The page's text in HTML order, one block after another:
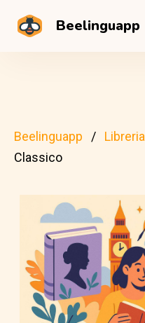
Beelinguapp
Beelinguapp Libreria
Classico